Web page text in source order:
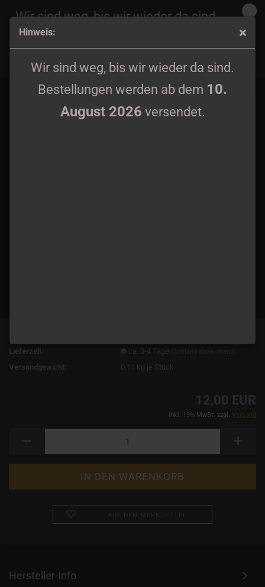
Hinweis:
Wir sind weg, bis wir wieder da sind.
Bestellungen werden ab dem 10.
August 2026 versendet.
Wir sind weg, bis wir wieder da sind.
Bestellungen werden ab dem
August 2026
versendet.
Lieferzeit:
ca. 3-4 Tage (Ausland abweichend)
Versandgewicht: 0.11 kg je Stück
12,00 EUR
inkl. 19% MwSt. zzgl. Versand
Hersteller-Info